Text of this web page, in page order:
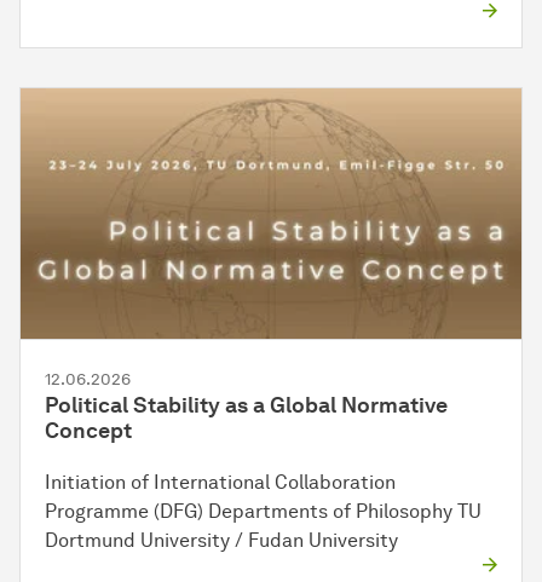
12.06.2026
Political Stability as a Global Normative
Concept
Initiation of International Collaboration
Programme (DFG) Departments of Philosophy TU
Dortmund University / Fudan University